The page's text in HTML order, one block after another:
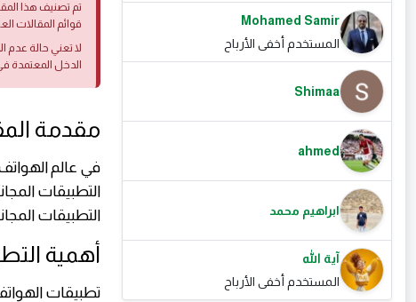
Mohamed Samir
المستخدم أخفى الأرباح
Shimaa
ahmed
ابراهيم محمد
آية الله
المستخدم أخفى الأرباح
تم تصنيف هذا
قوائم المقالات
لا تعني حالة عدم
الدخل المعتمدة
مقدمة
في عالم الهواتف
التطبيقات
أهمية
تطبيقات